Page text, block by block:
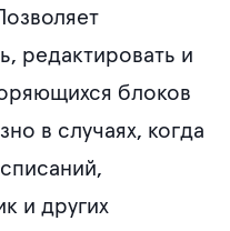
редактировать и
блоков
в случаях, когда
и других